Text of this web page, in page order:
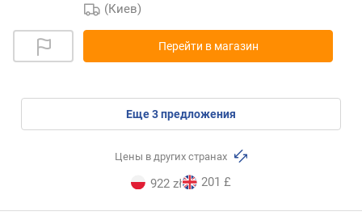
(Киев)
Перейти в магазин
eще3предложения
Цены в других странах
922 zł 201 £